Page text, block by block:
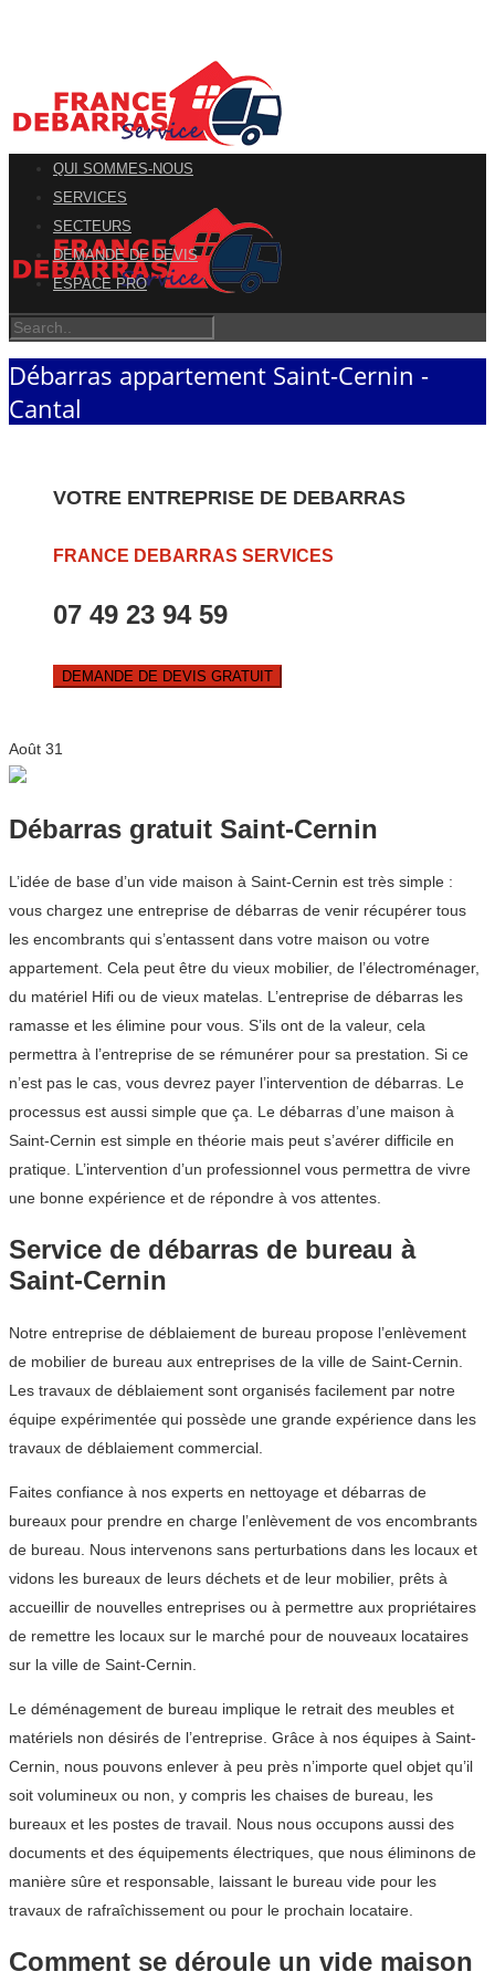
QUI SOMMES-NOUS
SERVICES
SECTEURS
DEMANDE DE DEVIS
ESPACE PRO
Débarras appartement Saint-Cernin -
Cantal
VOTRE ENTREPRISE DE DEBARRAS
FRANCE DEBARRAS SERVICES
07 49 23 94 59
DEMANDE DE DEVIS GRATUIT
Août 31
Débarras gratuit Saint-Cernin
L’idée de base d’un vide maison à Saint-Cernin est très simple :
vous chargez une entreprise de débarras de venir récupérer tous
les encombrants qui s’entassent dans votre maison ou votre
appartement. Cela peut être du vieux mobilier, de l’électroménager,
du matériel Hifi ou de vieux matelas. L’entreprise de débarras les
ramasse et les élimine pour vous. S’ils ont de la valeur, cela
permettra à l’entreprise de se rémunérer pour sa prestation. Si ce
n’est pas le cas, vous devrez payer l’intervention de débarras. Le
processus est aussi simple que ça. Le débarras d’une maison à
Saint-Cernin est simple en théorie mais peut s’avérer difficile en
pratique. L’intervention d’un professionnel vous permettra de vivre
une bonne expérience et de répondre à vos attentes.
Service de débarras de bureau à
Saint-Cernin
Notre entreprise de déblaiement de bureau propose l’enlèvement
de mobilier de bureau aux entreprises de la ville de Saint-Cernin.
Les travaux de déblaiement sont organisés facilement par notre
équipe expérimentée qui possède une grande expérience dans les
travaux de déblaiement commercial.
Faites confiance à nos experts en nettoyage et débarras de
bureaux pour prendre en charge l’enlèvement de vos encombrants
de bureau. Nous intervenons sans perturbations dans les locaux et
vidons les bureaux de leurs déchets et de leur mobilier, prêts à
accueillir de nouvelles entreprises ou à permettre aux propriétaires
de remettre les locaux sur le marché pour de nouveaux locataires
sur la ville de Saint-Cernin.
Le déménagement de bureau implique le retrait des meubles et
matériels non désirés de l’entreprise. Grâce à nos équipes à Saint-
Cernin, nous pouvons enlever à peu près n’importe quel objet qu’il
soit volumineux ou non, y compris les chaises de bureau, les
bureaux et les postes de travail. Nous nous occupons aussi des
documents et des équipements électriques, que nous éliminons de
manière sûre et responsable, laissant le bureau vide pour les
travaux de rafraîchissement ou pour le prochain locataire.
Comment se déroule un vide maison